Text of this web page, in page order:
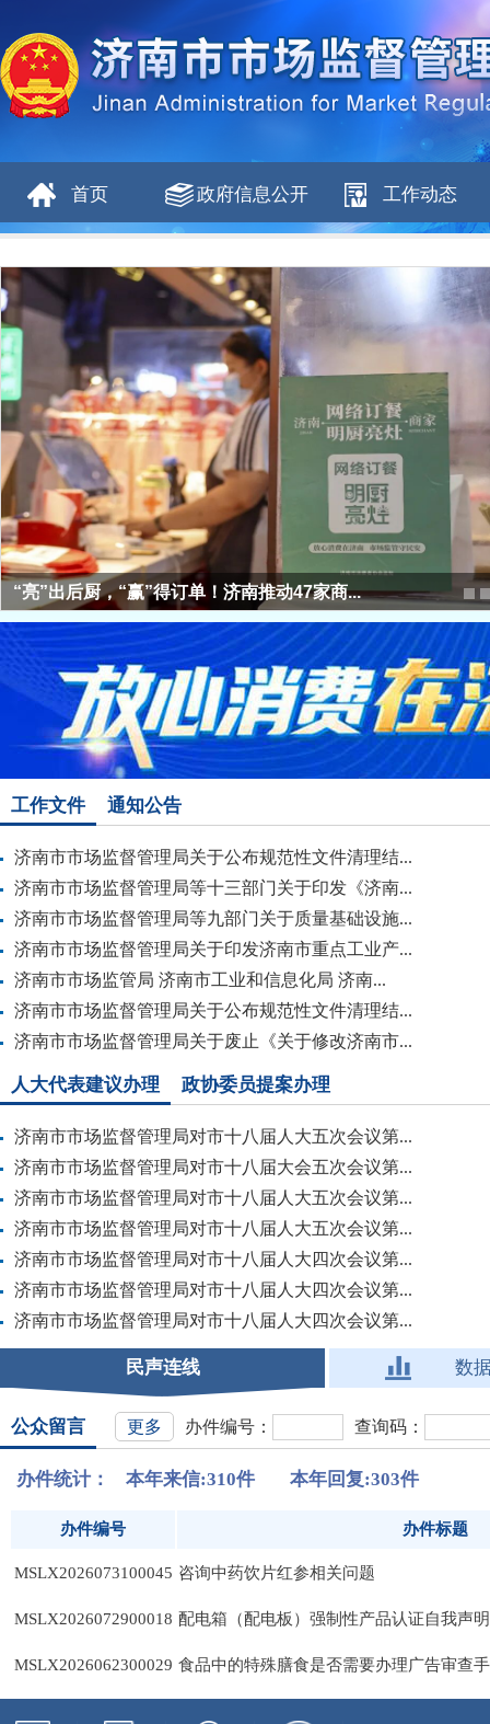
首页 政府信息公开 工作动态
“亮”出后厨，“赢”得订单！济南推动47家商...
工作文件 通知公告
济南市市场监督管理局关于公布规范性文件清理结...
济南市市场监督管理局等十三部门关于印发《济南...
济南市市场监督管理局等九部门关于质量基础设施...
济南市市场监督管理局关于印发济南市重点工业产...
济南市市场监管局 济南市工业和信息化局 济南...
济南市市场监督管理局关于公布规范性文件清理结...
济南市市场监督管理局关于废止《关于修改济南市...
人大代表建议办理 政协委员提案办理
济南市市场监督管理局对市十八届人大五次会议第...
济南市市场监督管理局对市十八届大会五次会议第...
济南市市场监督管理局对市十八届人大五次会议第...
济南市市场监督管理局对市十八届人大五次会议第...
济南市市场监督管理局对市十八届人大四次会议第...
济南市市场监督管理局对市十八届人大四次会议第...
济南市市场监督管理局对市十八届人大四次会议第...
民声连线 数
公众留言 更多